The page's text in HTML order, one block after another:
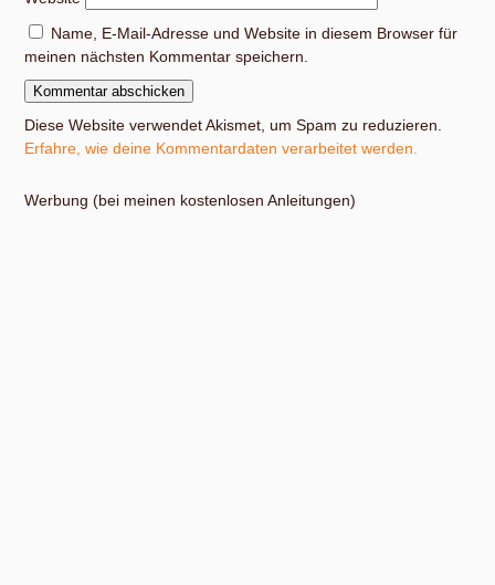
Name, E-Mail-Adresse und Website in diesem Browser für
meinen nächsten Kommentar speichern.
Diese Website verwendet Akismet, um Spam zu reduzieren.
Erfahre, wie deine Kommentardaten verarbeitet werden.
Werbung (bei meinen kostenlosen Anleitungen)